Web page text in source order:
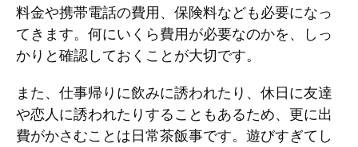
料金や携帯電話の費用、保険料なども必要になっ
てきます。何にいくら費用が必要なのかを、しっ
かりと確認しておくことが大切です。
また、仕事帰りに飲みに誘われたり、休日に友達
や恋人に誘われたりすることもあるため、更に出
費がかさむことは日常茶飯事です。遊びすぎてし